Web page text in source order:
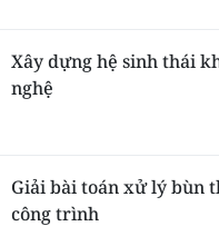
Xây dựng hệ sinh thái
nghệ
Giải bài toán xử lý bùn
công trình